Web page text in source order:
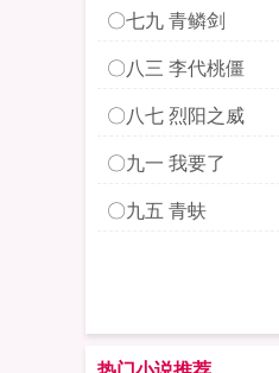
〇七九 青鳞剑
〇八三 李代桃僵
〇八七 烈阳之威
〇九一 我要了
〇九五 青蚨